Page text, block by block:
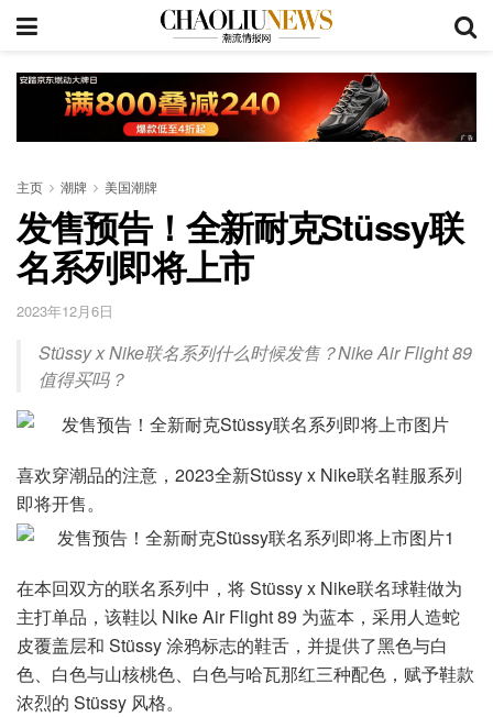
主页 潮牌 美国潮牌
发售预告！全新耐克Stüssy联
名系列即将上市
2023年12月6日
Stüssy x Nike联名系列什么时候发售？Nike Air Flight 89
值得买吗？
喜欢穿潮品的注意，2023全新Stüssy x Nike联名鞋服系列
即将开售。
在本回双方的联名系列中，将 Stüssy x Nike联名球鞋做为
主打单品，该鞋以 Nike Air Flight 89 为蓝本，采用人造蛇
皮覆盖层和 Stüssy 涂鸦标志的鞋舌，并提供了黑色与白
色、白色与山核桃色、白色与哈瓦那红三种配色，赋予鞋款
浓烈的 Stüssy 风格。